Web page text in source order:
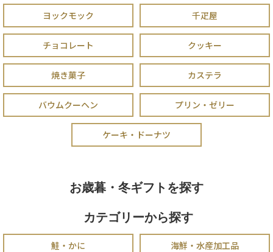
ヨックモック 千疋屋
チョコレート クッキー
焼き菓子 カステラ
バウムクーヘン プリン・ゼリー
ケーキ・ドーナツ
お歳暮・冬ギフトを探す
カテゴリーから探す
鮭・かに 海鮮・水産加工品